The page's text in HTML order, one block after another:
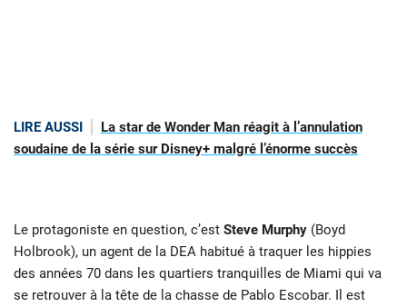
LIRE AUSSI
La star de Wonder Man réagit à l’annulation
soudaine de la série sur Disney+ malgré l’énorme succès
Le protagoniste en question, c’est Steve Murphy (Boyd
Holbrook), un agent de la DEA habitué à traquer les hippies
des années 70 dans les quartiers tranquilles de Miami qui va
se retrouver à la tête de la chasse de Pablo Escobar. Il est